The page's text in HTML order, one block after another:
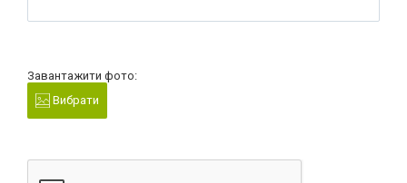
Завантажити фото:
Вибрати